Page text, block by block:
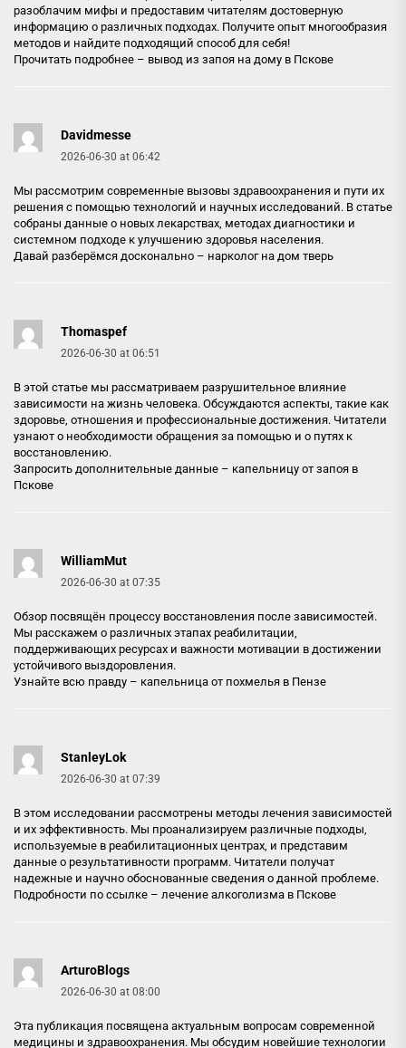
разоблачим мифы и предоставим читателям достоверную
информацию о различных подходах. Получите опыт многообразия
методов и найдите подходящий способ для себя!
Прочитать подробнее – вывод из запоя на дому в Пскове
Davidmesse
2026-06-30 at 06:42
Мы рассмотрим современные вызовы здравоохранения и пути их
решения с помощью технологий и научных исследований. В статье
собраны данные о новых лекарствах, методах диагностики и
системном подходе к улучшению здоровья населения.
Давай разберёмся досконально – нарколог на дом тверь
Thomaspef
2026-06-30 at 06:51
В этой статье мы рассматриваем разрушительное влияние
зависимости на жизнь человека. Обсуждаются аспекты, такие как
здоровье, отношения и профессиональные достижения. Читатели
узнают о необходимости обращения за помощью и о путях к
восстановлению.
Запросить дополнительные данные – капельницу от запоя в
Пскове
WilliamMut
2026-06-30 at 07:35
Обзор посвящён процессу восстановления после зависимостей.
Мы расскажем о различных этапах реабилитации,
поддерживающих ресурсах и важности мотивации в достижении
устойчивого выздоровления.
Узнайте всю правду – капельница от похмелья в Пензе
StanleyLok
2026-06-30 at 07:39
В этом исследовании рассмотрены методы лечения зависимостей
и их эффективность. Мы проанализируем различные подходы,
используемые в реабилитационных центрах, и представим
данные о результативности программ. Читатели получат
надежные и научно обоснованные сведения о данной проблеме.
Подробности по ссылке – лечение алкоголизма в Пскове
ArturoBlogs
2026-06-30 at 08:00
Эта публикация посвящена актуальным вопросам современной
медицины и здравоохранения. Мы обсудим новейшие технологии